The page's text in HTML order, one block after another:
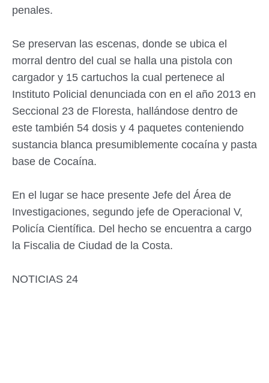
penales.
Se preservan las escenas, donde se ubica el
morral dentro del cual se halla una pistola con
cargador y 15 cartuchos la cual pertenece al
Instituto Policial denunciada con en el año 2013 en
Seccional 23 de Floresta, hallándose dentro de
este también 54 dosis y 4 paquetes conteniendo
sustancia blanca presumiblemente cocaína y pasta
base de Cocaína.
En el lugar se hace presente Jefe del Área de
Investigaciones, segundo jefe de Operacional V,
Policía Científica. Del hecho se encuentra a cargo
la Fiscalia de Ciudad de la Costa.
NOTICIAS 24